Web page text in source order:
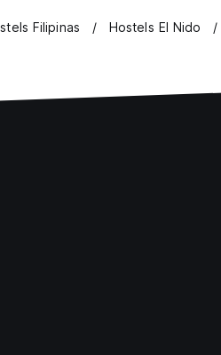
Filipinas Hostels El Nido